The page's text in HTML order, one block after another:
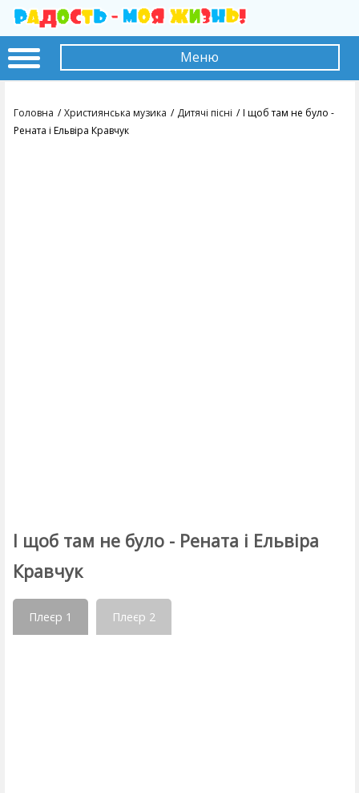
Меню
Головна Християнська музика Дитячі пісні
І щоб там не було -
Рената і Ельвіра Кравчук
І щоб там не було - Рената і Ельвіра
Кравчук
Плеєр 1 Плеєр 2